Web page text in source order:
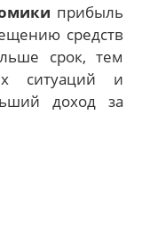
прибыль
средств
срок, тем
ситуаций и
доход за